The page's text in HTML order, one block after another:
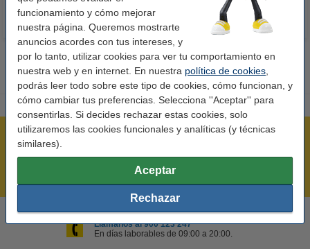
funcionamiento y cómo mejorar
nuestra página. Queremos mostrarte
anuncios acordes con tus intereses, y
por lo tanto, utilizar cookies para ver tu comportamiento en
nuestra web y en internet. En nuestra política de cookies
podrás leer todo sobre este tipo de cookies, cómo funcionan, y
cómo cambiar tus preferencias. Selecciona ''Aceptar'' para
consentirlas. Si decides rechazar estas cookies, solo
utilizaremos las cookies funcionales y analíticas (y técnicas
similares).
Aceptar
Rechazar
¡Recibe en 24 horas!
Llámanos al 900 123 247
En días laborables de 09:00 a 20:00.